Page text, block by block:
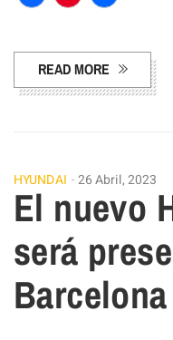
Facebook
Pinterest
READ MORE
HYUNDAI 26 Abril, 2023
El nuevo
será
Barcelona